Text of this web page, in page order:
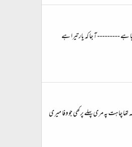
ہے --------- آ جا کہ یار تیرا ہے
چاہت پہ مری پہلے پرکھی جو وفا میری